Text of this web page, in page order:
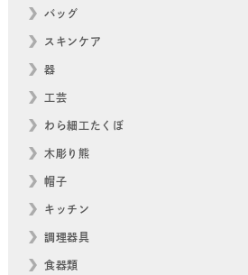
バッグ
スキンケア
器
工芸
わら細工たくぼ
木彫り熊
帽子
キッチン
調理器具
食器類